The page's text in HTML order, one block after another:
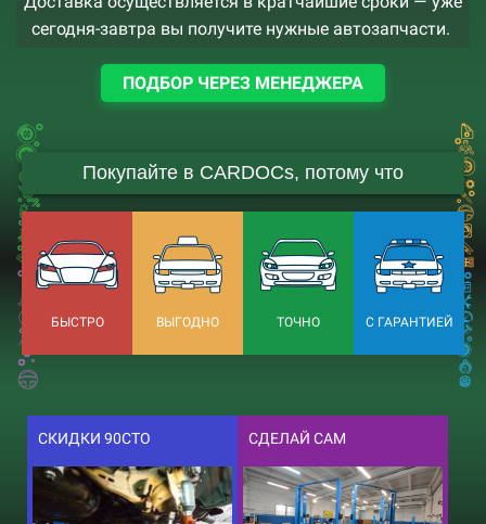
сегодня-завтра вы получите нужные автозапчасти.
ПОДБОР ЧЕРЕЗ МЕНЕДЖЕРА
Покупайте в CARDOCs, потому что
БЫСТРО ВЫГОДНО ТОЧНО С ГАРАНТИЕЙ
СКИДКИ 90СТО СДЕЛАЙ САМ